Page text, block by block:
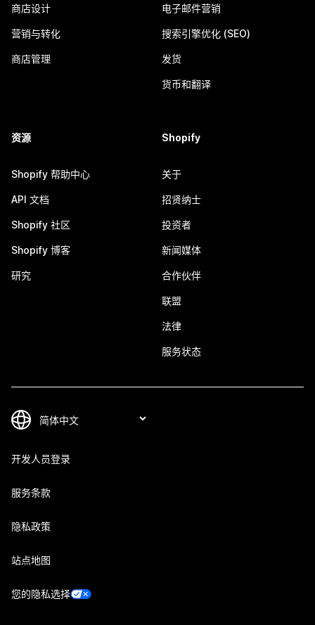
商店设计
营销与转化
商店管理
电子邮件营销
搜索引擎优化 (SEO)
发货
货币和翻译
资源
Shopify 帮助中心
API 文档
Shopify 社区
Shopify 博客
研究
Shopify
关于
招贤纳士
投资者
新闻媒体
合作伙伴
联盟
法律
服务状态
开发人员登录
服务条款
隐私政策
站点地图
您的隐私选择